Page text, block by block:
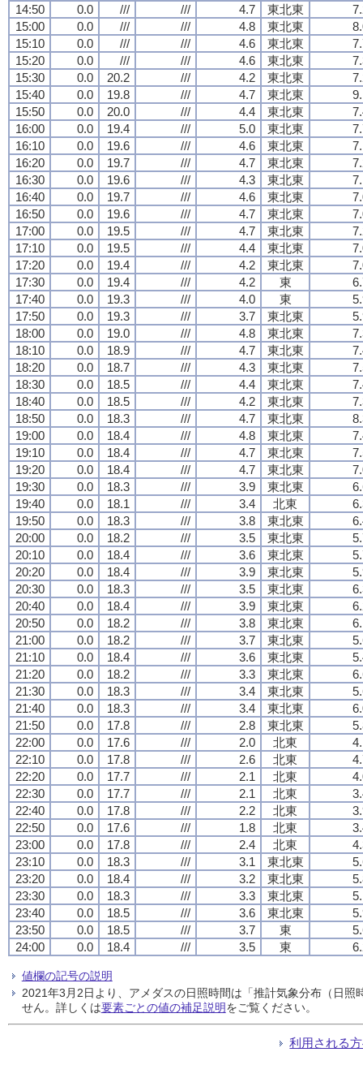
14:50 0.0 /// /// 4.7 東北東
15:00
0.0 /// /// 4.8 東北東
15:10
0.0 /// /// 4.6 東北東
15:20
0.0 /// /// 4.6 東北東
15:30
0.0 20.2 /// 4.2 東北東
15:40
0.0 19.8 /// 4.7 東北東
15:50
0.0 20.0 /// 4.4 東北東
16:00
0.0 19.4 /// 5.0 東北東
16:10
0.0 19.6 /// 4.6 東北東
16:20
0.0 19.7 /// 4.7 東北東
16:30
0.0 19.6 /// 4.3 東北東
16:40
0.0 19.7 /// 4.6 東北東
16:50
0.0 19.6 /// 4.7 東北東
17:00
0.0 19.5 /// 4.7 東北東
17:10
0.0 19.5 /// 4.4 東北東
17:20
0.0 19.4 /// 4.2 東北東
17:30
0.0 19.4 /// 4.2 東
17:40
0.0 19.3 /// 4.0 東
17:50
0.0 19.3 /// 3.7 東北東
18:00
0.0 19.0 /// 4.8 東北東
18:10
0.0 18.9 /// 4.7 東北東
18:20
0.0 18.7 /// 4.3 東北東
18:30
0.0 18.5 /// 4.4 東北東
18:40
0.0 18.5 /// 4.2 東北東
18:50
0.0 18.3 /// 4.7 東北東
19:00
0.0 18.4 /// 4.8 東北東
19:10
0.0 18.4 /// 4.7 東北東
19:20
0.0 18.4 /// 4.7 東北東
19:30
0.0 18.3 /// 3.9 東北東
19:40
0.0 18.1 /// 3.4 北東
19:50
0.0 18.3 /// 3.8 東北東
20:00
0.0 18.2 /// 3.5 東北東
20:10
0.0 18.4 /// 3.6 東北東
20:20
0.0 18.4 /// 3.9 東北東
20:30
0.0 18.3 /// 3.5 東北東
20:40
0.0 18.4 /// 3.9 東北東
20:50
0.0 18.2 /// 3.8 東北東
21:00
0.0 18.2 /// 3.7 東北東
21:10
0.0 18.4 /// 3.6 東北東
21:20
0.0 18.2 /// 3.3 東北東
21:30
0.0 18.3 /// 3.4 東北東
21:40
0.0 18.3 /// 3.4 東北東
21:50
0.0 17.8 /// 2.8 東北東
22:00
0.0 17.6 /// 2.0 北東
22:10
0.0 17.8 /// 2.6 北東
22:20
0.0 17.7 /// 2.1 北東
22:30
0.0 17.7 /// 2.1 北東
22:40
0.0 17.8 /// 2.2 北東
22:50
0.0 17.6 /// 1.8 北東
23:00
0.0 17.8 /// 2.4 北東
23:10
0.0 18.3 /// 3.1 東北東
23:20
0.0 18.4 /// 3.2 東北東
23:30
0.0 18.3 /// 3.3 東北東
23:40
0.0 18.5 /// 3.6 東北東
23:50
0.0 18.5 /// 3.7 東
24:00
0.0 18.4 /// 3.5 東
値欄の記号の説明
2021年3月2日より、アメダスの日照時間は「推計気象分布（日
せん。詳しくは要素ごとの値の補足説明をご覧ください。
利用される